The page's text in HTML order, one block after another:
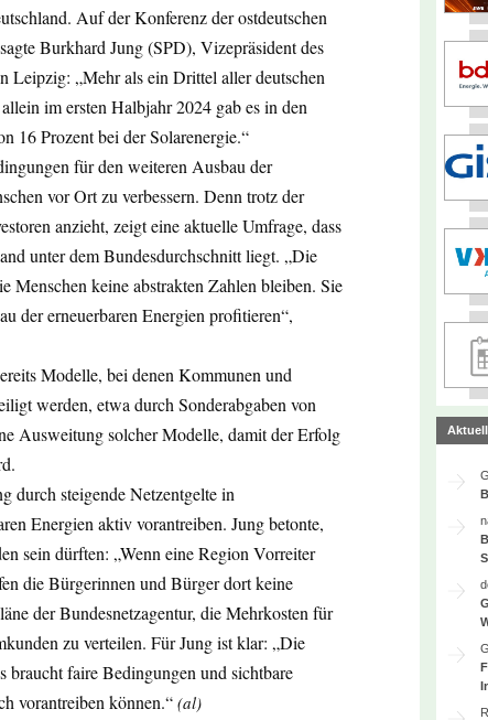
Auf der Konferenz der ostdeutschen
Burkhard Jung (SPD), Vizepräsident des
Leipzig: „Mehr als ein Drittel aller deutschen
im ersten Halbjahr 2024 gab es in den
16 Prozent bei der Solarenergie.“
für den weiteren Ausbau der
vor Ort zu verbessern. Denn trotz der
anzieht, zeigt eine aktuelle Umfrage, dass
unter dem Bundesdurchschnitt liegt. „Die
Menschen keine abstrakten Zahlen bleiben. Sie
der erneuerbaren Energien profitieren“,
Modelle, bei denen Kommunen und
werden, etwa durch Sonderabgaben von
Ausweitung solcher Modelle, damit der Erfolg
durch steigende Netzentgelte in
Energien aktiv vorantreiben. Jung betonte,
sein dürften: „Wenn eine Region Vorreiter
die Bürgerinnen und Bürger dort keine
der Bundesnetzagentur, die Mehrkosten für
zu verteilen. Für Jung ist klar: „Die
braucht faire Bedingungen und sichtbare
vorantreiben können.“ (al)